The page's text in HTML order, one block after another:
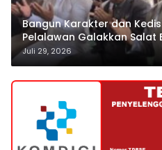
Bangun Karakter dan
Pelalawan Galakkan Salat
Juli 29, 2026